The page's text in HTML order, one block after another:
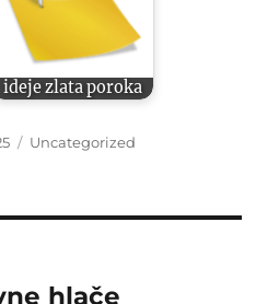
ideje zlata poroka
Categories
Uncategorized
hlače